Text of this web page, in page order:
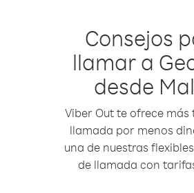
Consejos
llamar a
desde
Viber Out te ofrece más
llamada por menos
una de nuestras
de llamada con